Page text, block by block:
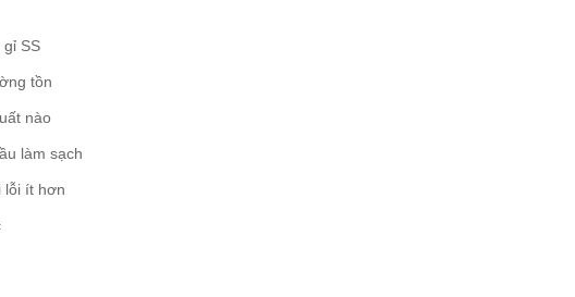
SS
tồn
nào
làm sạch
lỗi ít hơn